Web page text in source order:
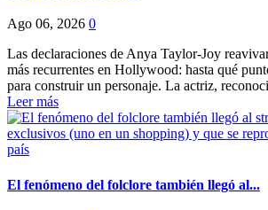
Ago 06, 2026 0
Las declaraciones de Anya Taylor-Joy
más recurrentes en Hollywood: hasta qué
para construir un personaje. La actriz,
Leer más
El fenómeno del folclore también llegó al...